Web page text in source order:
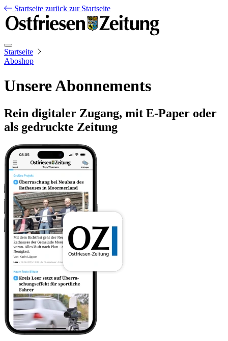
Startseite zurück zur Startseite
Startseite
Aboshop
Unsere Abonnements
Rein digitaler Zugang, mit E-Paper oder
als gedruckte Zeitung